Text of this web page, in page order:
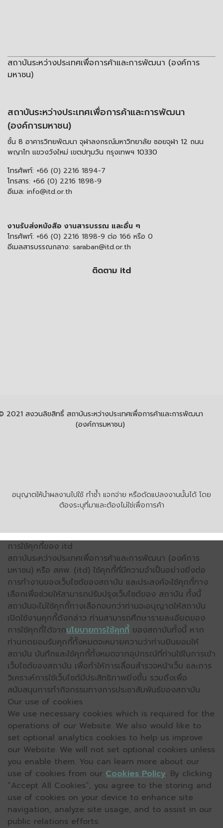
สถาบันระหว่างประเทศเพื่อการค้าและการพัฒนา (องค์การ
มหาชน)
สถาบันระหว่างประเทศเพื่อการค้าและการพัฒนา
(องค์การมหาชน)
ชั้น 8 อาคารวิทยพัฒนา จุฬาลงกรณ์มหาวิทยาลัย ซอยจุฬา 12 ถนน
พญาไท แขวงวังใหม่ เขตปทุมวัน กรุงเทพฯ 10330
โทรศัพท์: +66 (0) 2216 1894-7
โทรสาร: +66 (0) 2216 1898-9
อีเมล: info@itd.or.th
งานรับส่งหนังสือ งานสารบรรณ และอื่น ๆ
โทรศัพท์: +66 (0) 2216 1898-9 ต่อ 166 หรือ 0
อีเมลสารบรรณกลาง: saraban@itd.or.th
ติดตาม itd
อนุญาตให้นำผลงานไปใช้ ทำซ้ำ แจกจ่าย หรือดัดแปลงงานนั้นได้ โดย
ต้องระบุที่มาและต้องไม่ใช่เพื่อการค้า
2021 สงวนลิขสิทธิ์ สถาบันระหว่างประเทศเพื่อการค้าและการพัฒนา
(องค์การมหาชน)
การใช้คุกกี้ของ itd
สถาบันระหว่างประเทศเพื่อการค้าและการพัฒนา (องค์การ
มหาชน) หรือ สคพ. (itd) ใช้คุกกี้ที่มีความจำเป็นอย่างยิ่งต่อ
การทำงานของเว็บไซต์ของสถาบัน และประสงค์จะใช้คุกกี้ทาง
เลือกเพื่อช่วยให้สามารถปรับปรุงเว็บไซต์ของ สถาบัน ทั้งนี้
สถาบันจะไม่ใช้คุกกี้ทางเลือกจนกว่าท่านจะอนุญาตให้สถาบัน
เปิดใช้งานคุกกี้ดังกล่าว ท่านสามารถศึกษารายละเอียดของ
การใช้คุกกี้ได้จากนโยบายการใช้คุกกี้ ของสถาบันทั้งนี้ หาก
ท่านกดยอมรับคุกกี้ทั้งหมดจะหมายความว่าท่านยินยอมให้
สถาบัน บันทึกและใช้คุกกี้ทั้งหมดจากอุปกรณ์ที่ท่านใช้ในการเข้า
เว็บไซต์ของสถาบัน เพื่อทำให้การเลื่อนสำรวจหน้าเว็บ และการ
วิเคราะห์การใช้เว็บไซต์มีประสิทธิภาพยิ่งขึ้น รวมถึงเพื่อ
สนับสนุนการทำกิจกรรมทางการประชาสัมพันธ์ของสถาบัน
Our use of cookies
We use necessary cookies which is required for the
operations of our Website. We also would like to
set optional analytics cookies to help us improve
our Website. We will not set optional cookies unless
you enable them. You can learn more about our
use of cookies from our Cookies Policy. By clicking
“Accept All Cookies”, you agree to the storing and
use of cookies on your device to enhance site
navigation, analyze site usage, and to assist in our
public relations efforts.